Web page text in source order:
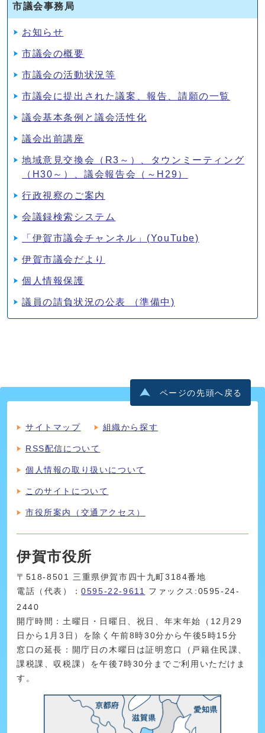
市議会事務局
お知らせ
市議会の概要
市議会の活動状況等
市議会に提出された議案、報告、請願の一覧
議会基本条例と議会活性化
議会出前講座
地域意見交換会（R3～）、タウンミーティング
（H30～）、議会報告会（～H29）
行政視察のご案内
会議録検索システム
「伊賀市議会チャンネル」(YouTube)
伊賀市議会だより
個人情報保護
議員の請負状況の公表 （準備中)
ページの先頭へ戻る
サイトマップ 組織から探す
RSS配信について
個人情報の取り扱いについて
このサイトについて
市役所案内（交通アクセス）
伊賀市役所
〒518-8501 三重県伊賀市四十九町3184番地
電話（代表）：0595-22-9611
ファックス:0595-24-
2440
開庁時間：土曜日・日曜日、祝日、年末年始（12月29
日から1月3日）を除く午前8時30分から午後5時15分
窓口の延長：開庁日の木曜日は証明窓口（戸籍住民課、
課税課、収税課）を午後7時30分までご利用いただけま
す。